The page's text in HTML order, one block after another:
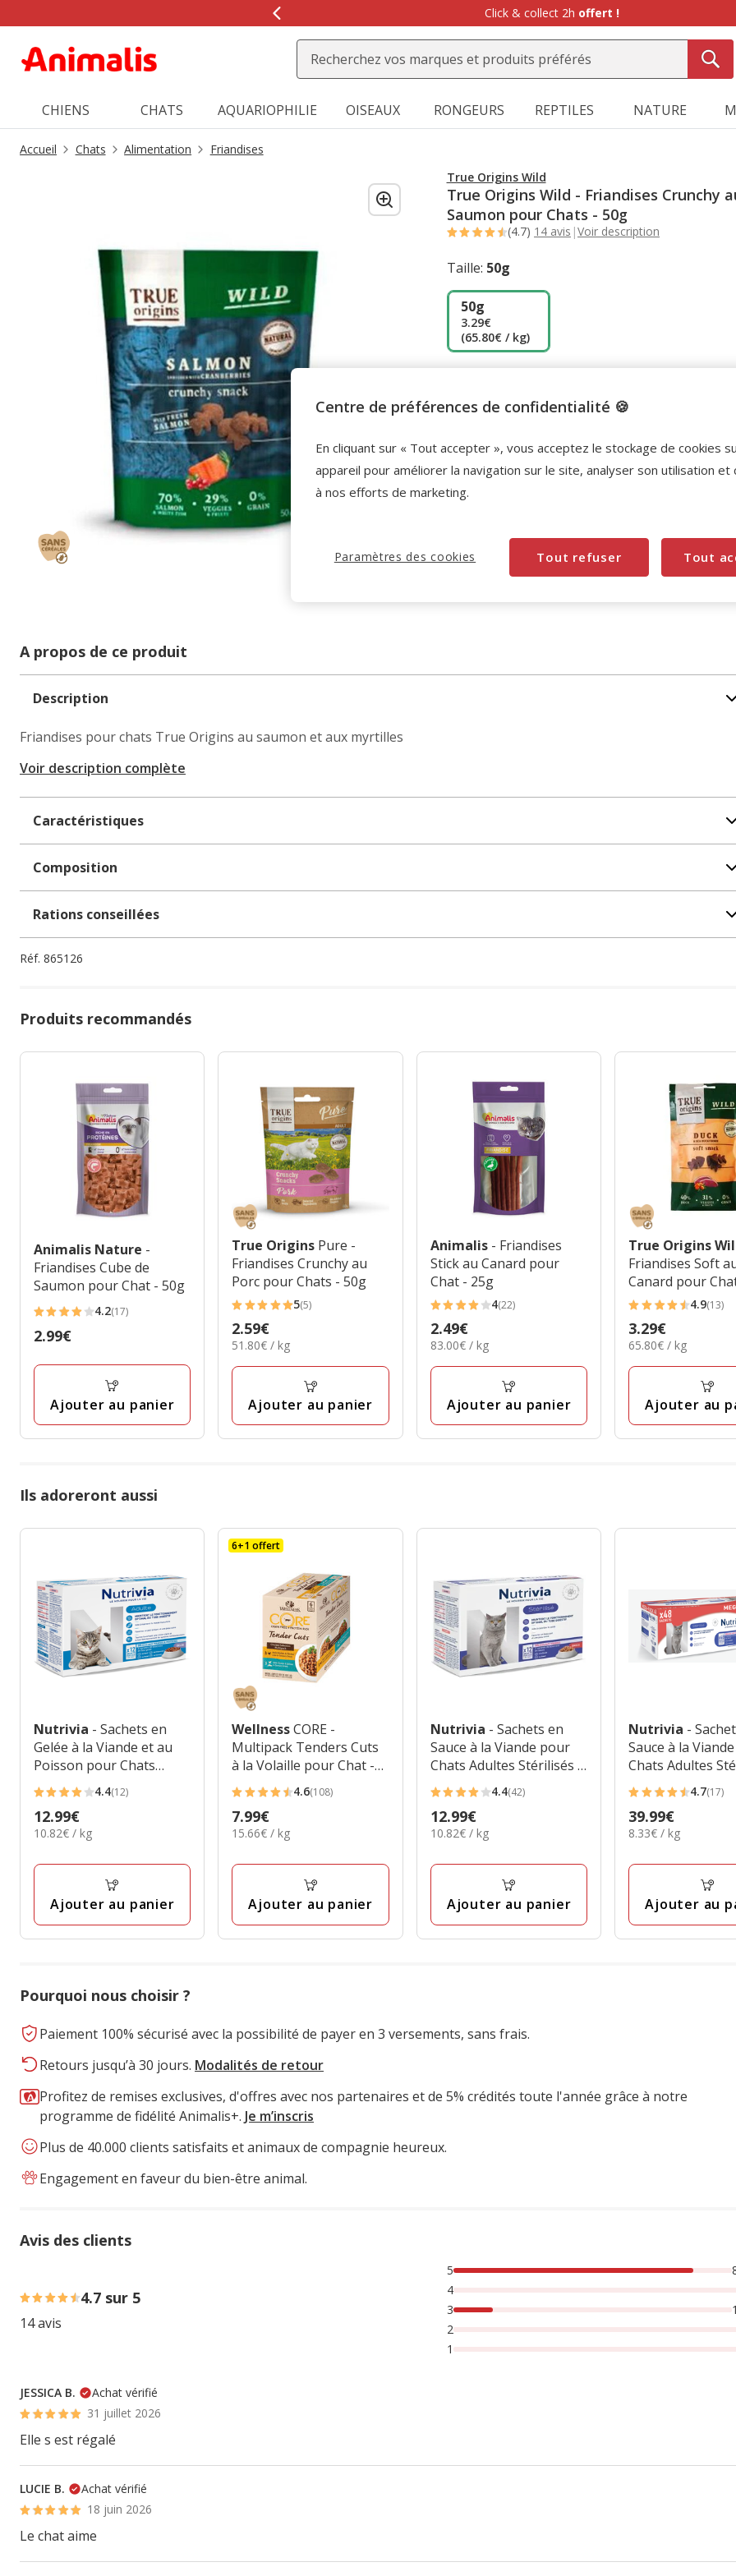
de
message,
Click & collect 2h offert !
CHIENS CHATS AQUARIOPHILIE OISEAUX RONGEURS REPTILES NATURE
Accueil Chats Alimentation
Friandises
True Origins Wild
True Origins Wild - Friandises Crunchy
Saumon pour Chats - 50g
(4.7) 14 avis |Voir description
Taille: 50g
50g
3.29€
(65.80€ / kg)
Carte Animalis. Offre non cumulable aux autres
promotions en cours. Voir conditions
Code:
A propos de ce produit
Description
Friandises pour chats True Origins au saumon et aux myrtilles
Voir description complète
Caractéristiques
Composition
Rations conseillées
Réf. 865126
Produits recommandés
Animalis Nature -
Friandises Cube de
Saumon pour Chat - 50g
4.2
étoiles
avis
4.2(17)
Prix
2.99€
Ajouter au panier
True Origins Pure -
Friandises Crunchy au
Porc pour Chats - 50g
5
étoiles
avec
5
5(5)
Prix
2.59€
2.59€
51.80€
Kg
51.80€ / kg
Ajouter au panier
Animalis - Friandises
Stick au Canard pour
Chat - 25g
4
étoiles
avec
22
4(22)
Prix
2.49€
2.49€
83.00€
Kg
83.00€ / kg
Ajouter au panier
True Origins
Friandises Soft
Canard pour
4.9
étoiles
avec
13
4.9(13)
Prix
3.29€
3.29€
65.80€
Kg
65.80€ / kg
Ajouter au
Ils adoreront aussi
Nutrivia - Sachets en
Gelée à la Viande et au
Poisson pour Chats
Adultes - 12x100g
4.4
étoiles
avec
12
4.4(12)
Prix
12.99€
12.99€
10.82€
Kg
10.82€ / kg
Ajouter au panier
6+1 offert
WellnessCORE -
Multipack Tenders Cuts
à la Volaille pour Chat -
510g
4.6
étoiles
avec
108
4.6(108)
Prix
7.99€
7.99€
15.66€
Kg
15.66€ / kg
Ajouter au panier
Nutrivia - Sachets en
Sauce à la Viande pour
Chats Adultes Stérilisés -
12x100g
4.4
étoiles
avec
42
4.4(42)
Prix
12.99€
12.99€
10.82€
Kg
10.82€ / kg
Ajouter au panier
Nutrivia -
Sauce à la
Chats Adultes
48x100g
4.7
étoiles
avec
17
4.7(17)
Prix
39.99€
39.99€
8.33€
Kg
8.33€ / kg
Ajouter au
Pourquoi nous choisir ?
Paiement 100% sécurisé avec la possibilité de payer en 3 versements, sans frais.
Retours jusqu’à 30 jours. Modalités de retour
Profitez de remises exclusives, d'offres avec nos partenaires et de 5% crédités toute l'année grâce à notre
programme de fidélité Animalis+. Je m’inscris
Plus de 40.000 clients satisfaits et animaux de compagnie heureux.
Engagement en faveur du bien-être animal.
Avis des clients
4.7 sur 5
14 avis
86% des personnes lont noté avec {1} étoiles, 14% des personnes lont noté avec {1} étoiles,
5
4
3
2
1
JESSICA B.
Achat vérifié
31 juillet 2026
Elle s est régalé
LUCIE B.
Achat vérifié
18 juin 2026
Le chat aime
Centre de préférences de confidentialité 🍪
En cliquant sur « Tout accepter », vous acceptez le stockage de cookies
appareil pour améliorer la navigation sur le site, analyser son utilisation et
à nos efforts de marketing.
Tout refuser Tout
Paramètres des cookies